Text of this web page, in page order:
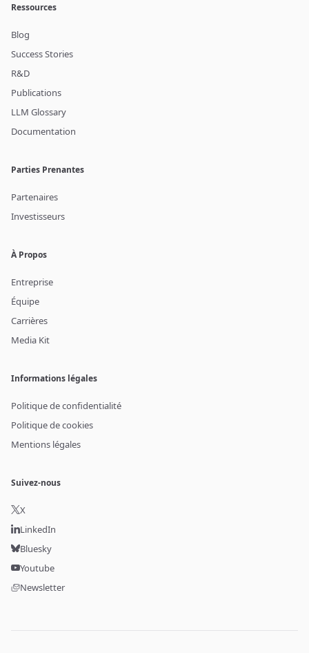
Ressources
Blog
Success Stories
R&D
Publications
LLM Glossary
Documentation
Parties Prenantes
Partenaires
Investisseurs
À Propos
Entreprise
Équipe
Carrières
Media Kit
Informations légales
Politique de confidentialité
Politique de cookies
Mentions légales
Suivez-nous
X
LinkedIn
Bluesky
Youtube
Newsletter